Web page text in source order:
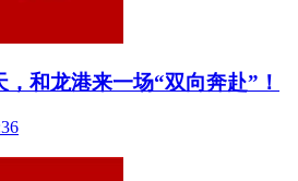
，和龙港来一场“双向奔赴”！